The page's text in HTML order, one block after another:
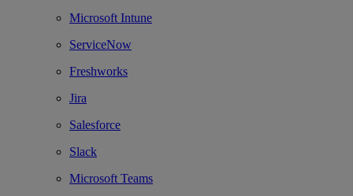
Microsoft Intune
ServiceNow
Freshworks
Jira
Salesforce
Slack
Microsoft Teams